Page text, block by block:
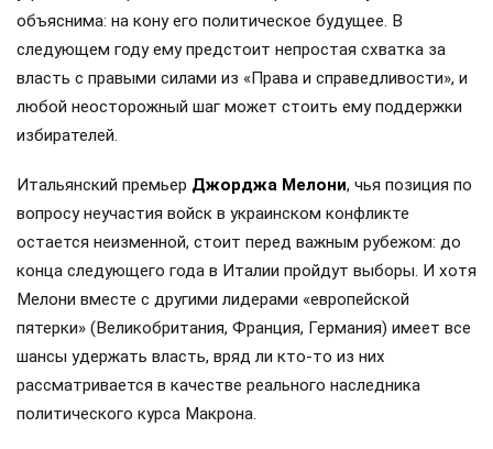
объяснима: на кону его политическое будущее. В
следующем году ему предстоит непростая схватка за
власть с правыми силами из «Права и справедливости», и
любой неосторожный шаг может стоить ему поддержки
избирателей.
Итальянский премьер Джорджа Мелони, чья позиция по
вопросу неучастия войск в украинском конфликте
остается неизменной, стоит перед важным рубежом: до
конца следующего года в Италии пройдут выборы. И хотя
Мелони вместе с другими лидерами «европейской
пятерки» (Великобритания, Франция, Германия) имеет все
шансы удержать власть, вряд ли кто-то из них
рассматривается в качестве реального наследника
политического курса Макрона.